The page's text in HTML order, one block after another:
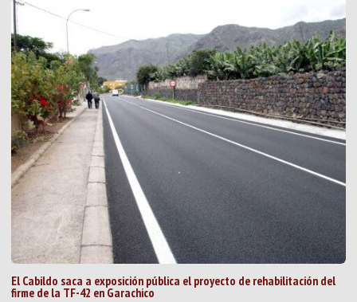
El Cabildo saca a exposición pública el proyecto de rehabilitación del
firme de la TF-42 en Garachico